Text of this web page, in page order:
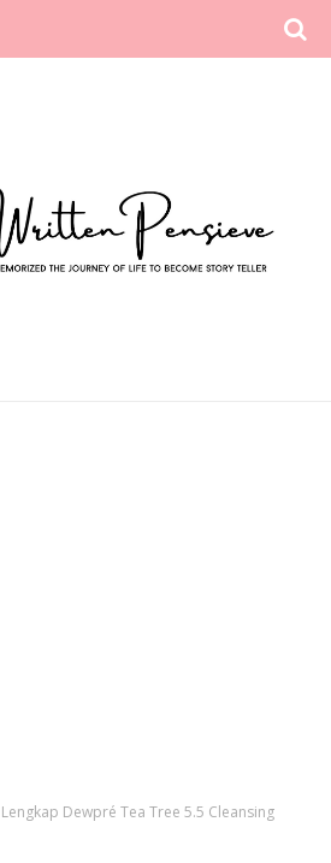
Lengkap Dewpré Tea Tree 5.5 Cleansing